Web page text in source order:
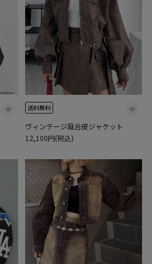
送料無料
ヴィンテージ風合皮ジャケット
12,100円(税込)